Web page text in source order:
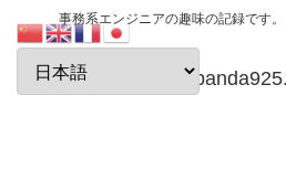
事務系エンジニアの趣味の記録です。